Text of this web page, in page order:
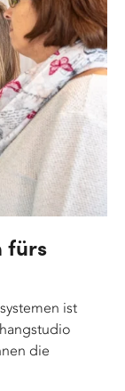
fürs
ist
die